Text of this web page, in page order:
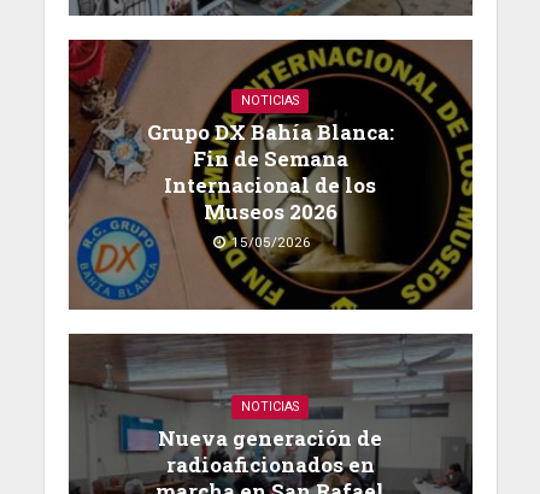
NOTICIAS
Grupo DX Bahía Blanca:
Fin de Semana
Internacional de los
Museos 2026
15/05/2026
NOTICIAS
Nueva generación de
radioaficionados en